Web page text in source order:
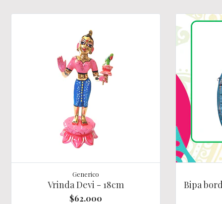
Generico
Vrinda Devi - 18cm
$62.000
Bipa